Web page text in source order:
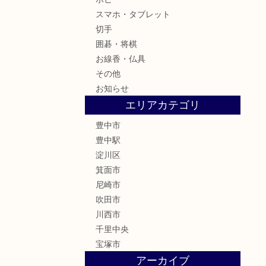
スマホ・タブレット
切手
囲碁・将棋
お線香・仏具
その他
お知らせ
エリアカテゴリ
豊中市
豊中駅
淀川区
箕面市
尼崎市
吹田市
川西市
千里中央
宝塚市
アーカイブ